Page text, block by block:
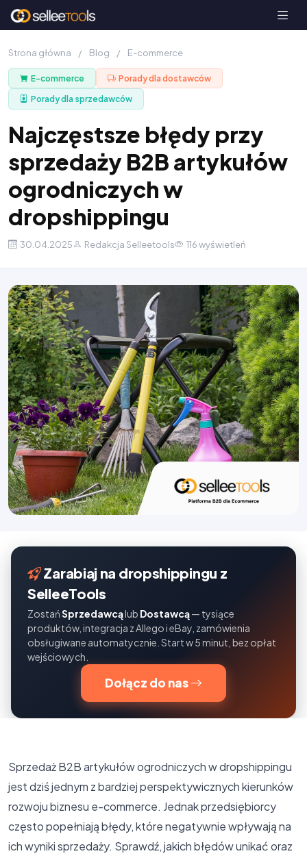
Strona główna / Blog / E-commerce
E-commerce Porady dla dostawców
Porady dla sprzedawców
Najczęstsze błędy przy
sprzedaży B2B artykułów
ogrodniczych w
dropshippingu
30.04.2025 Redakcja Selleetools 116 wyświetleń
Zarabiaj na dropshippingu z
SelleeTools
ZostańSprzedawcąlub Dostawcą— tysiące
produktów, integracja z Allego i eBay, zamówienia
obsługiwane automatycznie. Start w 5 minut, bez opłat
wejściowych.
Dołącz do nas
Sprzedaż B2B artykułów ogrodniczych w dropshippingu
jest dziś jednym z bardziej perspektywicznych kierunków
rozwoju biznesu e-commerce. Jednak przedsiębiorcy
często popełniają błędy, które negatywnie wpływają na
ich wyniki sprzedaży. Sprawdź, jakich błędów unikać oraz